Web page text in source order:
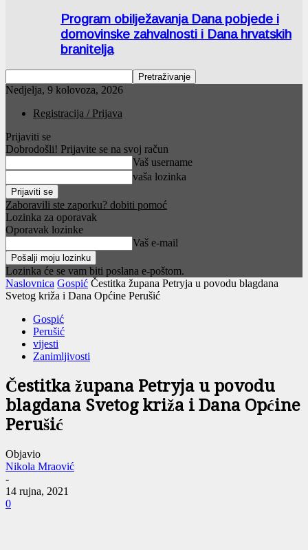
Program obilježavanja Dana pobjede i
domovinske zahvalnosti i Dana hrvatskih
branitelja
Nedjelja, 9 kolovoza, 2026
Registracija / Prijava
Prijaviti se
Dobrodošli! Prijavite se na svoj račun
Vaš username
vaša lozinka
Zaboravili ste zaporku? dobiti pomoć
Lozinka za oporavak
Oporavak lozinke
Vaš e-mail
Lozinka će se vam biti poslana e-poštom.
Naslovnica Gospić Čestitka župana Petryja u povodu blagdana
Svetog križa i Dana Općine Perušić
Gospić
Perušić
vijesti
Zanimljivosti
Čestitka župana Petryja u povodu
blagdana Svetog križa i Dana Općine
Perušić
Objavio
Nikola Mraović
-
14 rujna, 2021
0